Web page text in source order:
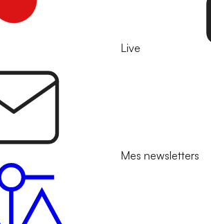
Live
Mes newsletters